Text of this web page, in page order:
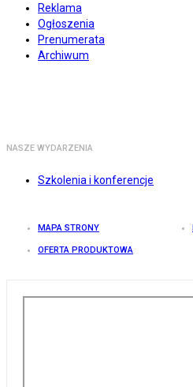
Reklama
Ogłoszenia
Prenumerata
Archiwum
NASZE WYDARZENIA
Szkolenia i konferencje
MAPA STRONY
OFERTA PRODUKTOWA